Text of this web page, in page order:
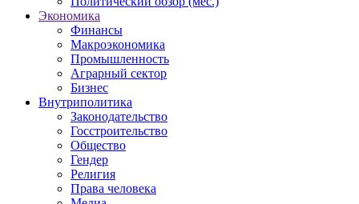
Экономика
Финансы
Макроэкономика
Промышленность
Аграрный сектор
Бизнес
Внутриполитика
Законодательство
Госстроительство
Общество
Гендер
Религия
Права человека